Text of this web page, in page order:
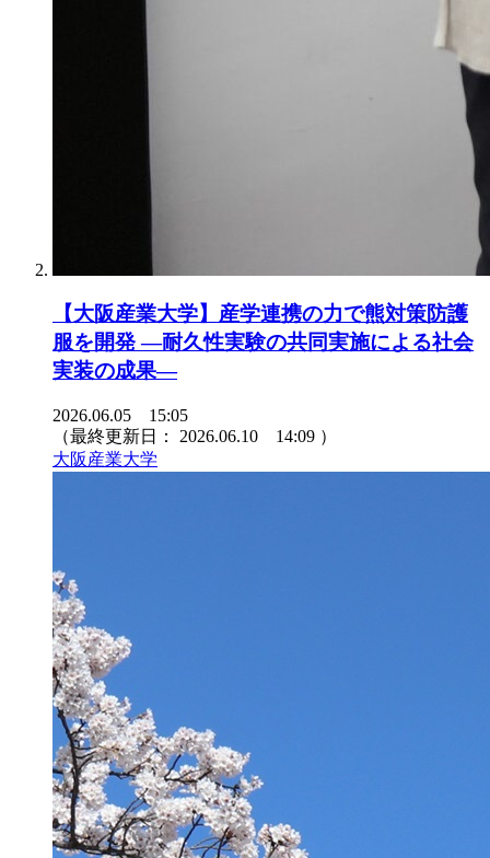
【大阪産業大学】産学連携の力で熊対策防護
服を開発 ―耐久性実験の共同実施による社会
実装の成果―
2026.06.05 15:05
（最終更新日： 2026.06.10 14:09 ）
大阪産業大学